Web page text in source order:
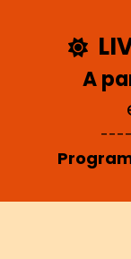

A